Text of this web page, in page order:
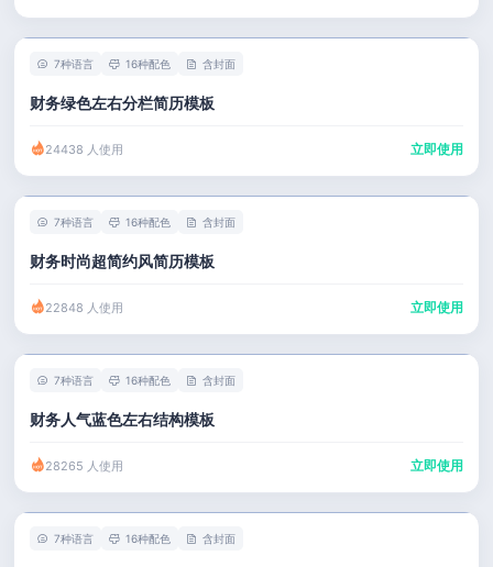
7种语言 16种配色 含封面
财务绿色左右分栏简历模板
24438 人使用 立即使用
7种语言 16种配色 含封面
财务时尚超简约风简历模板
22848 人使用 立即使用
7种语言 16种配色 含封面
财务人气蓝色左右结构模板
28265 人使用 立即使用
7种语言 16种配色 含封面